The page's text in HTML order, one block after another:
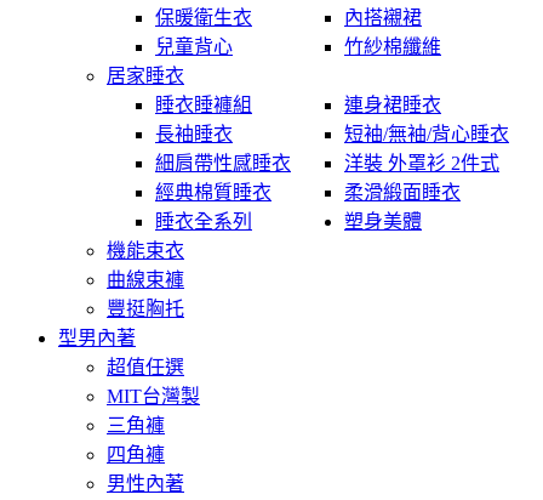
保暖衛生衣
內搭襯裙
兒童背心
竹紗棉纖維
居家睡衣
睡衣睡褲組
連身裙睡衣
長袖睡衣
短袖/無袖/背心睡衣
細肩帶性感睡衣
洋裝 外罩衫 2件式
經典棉質睡衣
柔滑緞面睡衣
睡衣全系列
塑身美體
機能束衣
曲線束褲
豐挺胸托
型男內著
超值任選
MIT台灣製
三角褲
四角褲
男性內著